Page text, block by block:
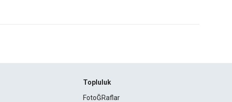
Topluluk
FotoĞRaflar